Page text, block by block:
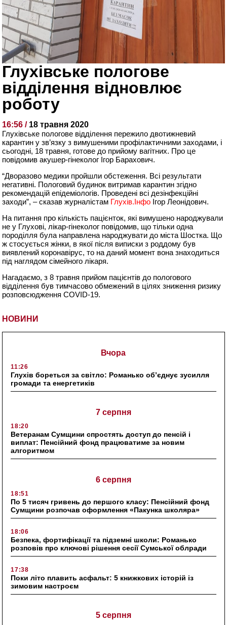
НОВИНИ
Вчора
11:26
Глухів бореться за світло: Романько об’єднує зусилля
громади та енергетиків
7 серпня
18:20
Ветеранам Сумщини спростять доступ до пенсій і
виплат: Пенсійний фонд працюватиме за новим
алгоритмом
6 серпня
18:51
По 5 тисяч гривень до першого класу: Пенсійний фонд
Сумщини розпочав оформлення «Пакунка школяра»
18:06
Безпека, фортифікації та підземні школи: Романько
розповів про ключові рішення сесії Сумської облради
17:38
Поки літо плавить асфальт: 5 книжкових історій із
зимовим настроєм
5 серпня
Глухівське пологове
відділення відновлює
роботу
16:56 / 18 травня 2020
Глухівське пологове відділення пережило двотижневий
карантин у зв’язку з вимушеними профілактичними заходами, і
сьогодні, 18 травня, готове до прийому вагітних. Про це
повідомив акушер-гінеколог Ігор Барахович.
“Дворазово медики пройшли обстеження. Всі результати
негативні. Пологовий будинок витримав карантин згідно
рекомендацій епідеміологів. Проведені всі дезінфекційні
заходи”, – сказав журналістам Глухів.Інфо Ігор Леонідович.
На питання про кількість пацієнток, які вимушено народжували
не у Глухові, лікар-гінеколог повідомив, що тільки одна
породілля була направлена народжувати до міста Шостка. Що
ж стосується жінки, в якої після виписки з роддому був
виявлений коронавірус, то на даний момент вона знаходиться
під наглядом сімейного лікаря.
Нагадаємо, з 8 травня прийом пацієнтів до пологового
відділення був тимчасово обмежений в цілях зниження ризику
розповсюдження COVID-19.